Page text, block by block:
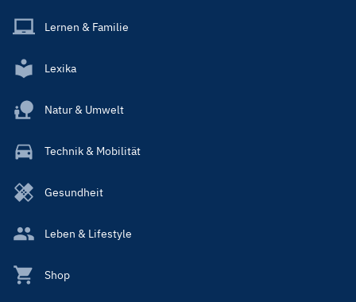
Lernen & Familie
Lexika
Natur & Umwelt
Technik & Mobilität
Gesundheit
Leben & Lifestyle
Shop